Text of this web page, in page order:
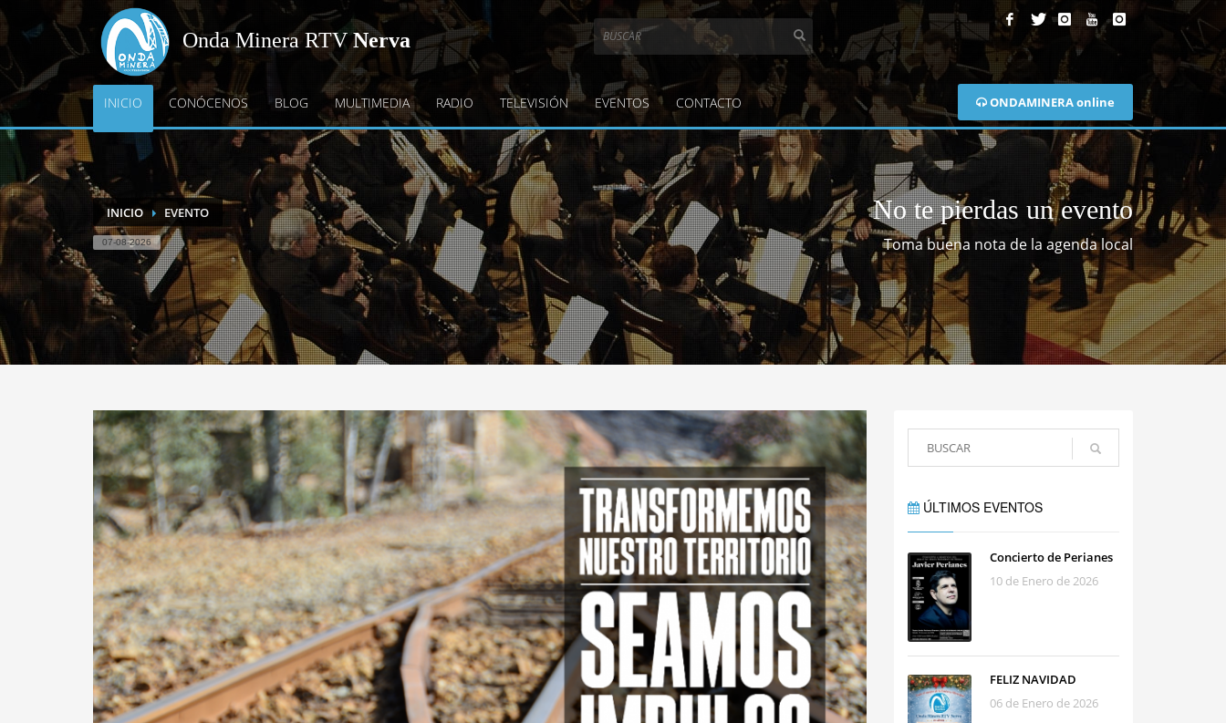
Onda Minera RTVNerva
ONDAMINERA online
INICIO CONÓCENOS BLOG MULTIMEDIA RADIO TELEVISIÓN EVENTOS CONTACTO
INICIO EVENTO
07-08-2026
No te pierdas un evento
Toma buena nota de la agenda local
ÚLTIMOS EVENTOS
Concierto de Perianes
10 de Enero de 2026
FELIZ NAVIDAD
06 de Enero de 2026